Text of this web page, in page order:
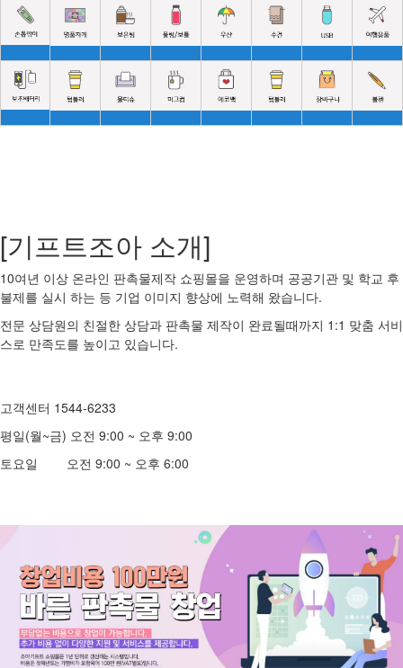
[기프트조아 소개]
10여년 이상 온라인 판촉물제작 쇼핑몰을 운영하며 공공기관 및 학교 후
불제를 실시 하는 등 기업 이미지 향상에 노력해 왔습니다.
전문 상담원의 친절한 상담과 판촉물 제작이 완료될때까지 1:1 맞춤 서비
스로 만족도를 높이고 있습니다.
고객센터 1544-6233
평일(월~금) 오전 9:00 ~ 오후 9:00
토요일 오전 9:00 ~ 오후 6:00